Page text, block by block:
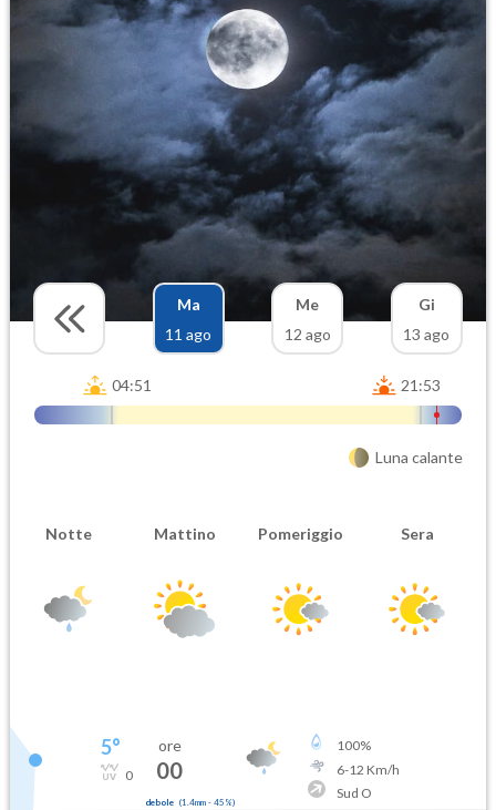
Ma
11 ago
Me
12 ago
Gi
13 ago
04:51 21:53
Luna calante
Notte Mattino Pomeriggio Sera
5°
0
ore
00
debole (1.4mm- 45 %)
100%
6-12 Km/h
Sud O